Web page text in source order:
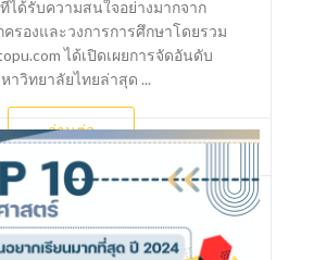
ได้รับความสนใจอย่างมากจาก
รองและวงการการศึกษาโดยรวม
ได้เปิดเผยการจัดอันดับ
าวิทยาลัยไทยล่าสุด ...
อ่านต่อ